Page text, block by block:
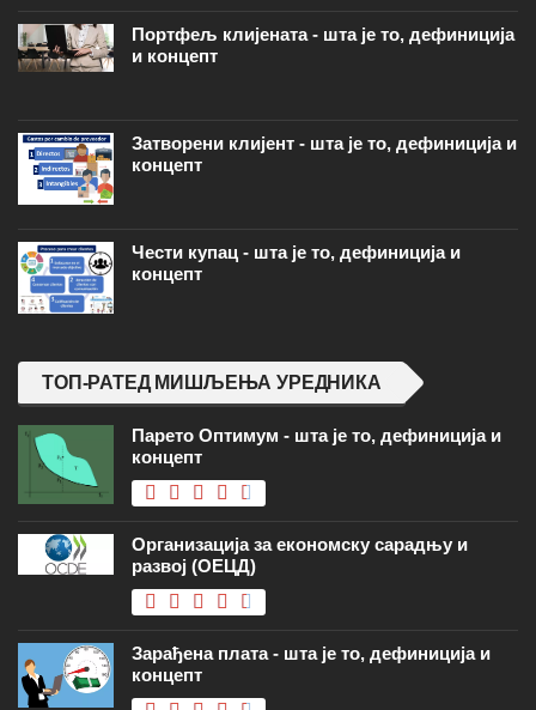
Портфељ клијената - шта је то, дефиниција
и концепт
Затворени клијент - шта је то, дефиниција и
концепт
Чести купац - шта је то, дефиниција и
концепт
ТОП-РАТЕД МИШЉЕЊА УРЕДНИКА
Парето Оптимум - шта је то, дефиниција и
концепт
Организација за економску сарадњу и
развој (ОЕЦД)
Зарађена плата - шта је то, дефиниција и
концепт